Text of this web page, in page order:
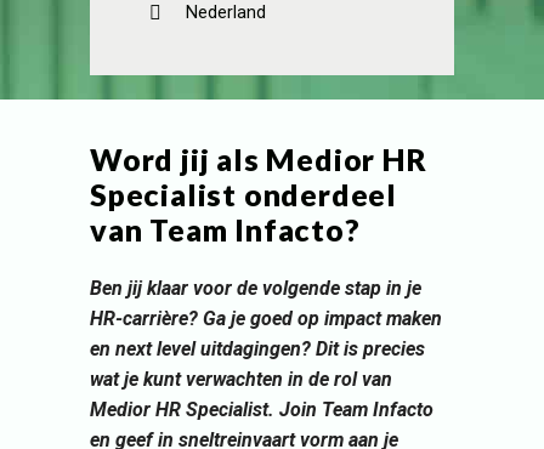
Nederland
Word jij als Medior HR
Specialist onderdeel
van Team Infacto?
Ben jij klaar voor de volgende stap in je
HR-carrière? Ga je goed op impact maken
en next level uitdagingen? Dit is precies
wat je kunt verwachten in de rol van
Medior HR Specialist. Join Team Infacto
en geef in sneltreinvaart vorm aan je